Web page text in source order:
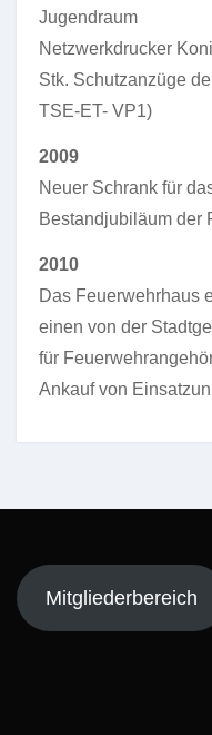
Jugendraum
Netzwerkdrucker
Stk. Schutzanzüge
TSE-ET- VP1)
2009
Neuer Schrank für
Bestandjubiläum der
2010
Das Feuerwehrhaus
einen von der
für
Ankauf von
Mitgliederbereich